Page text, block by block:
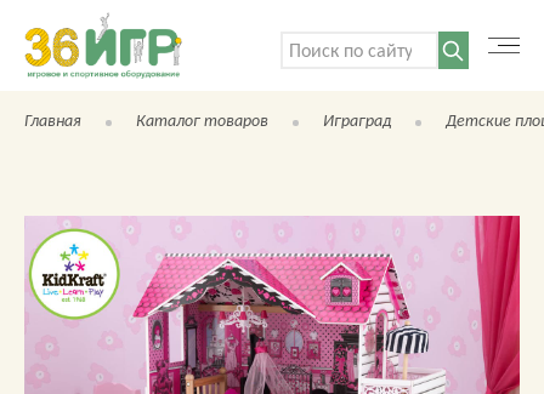
Поиск:
Главная Каталог товаров Играград Детские